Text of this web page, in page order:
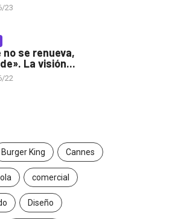
23
no se renueva,
La visión...
22
Burger King Cannes
comercial
Diseño